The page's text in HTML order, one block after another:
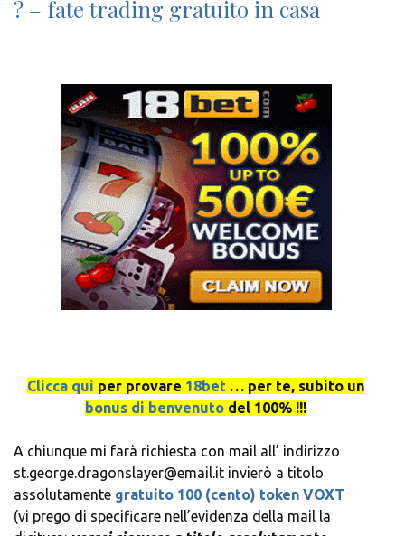
? – fate trading gratuito in casa
Clicca qui per provare 18bet … per te, subito un
bonus di benvenuto del 100% !!!
A chiunque mi farà richiesta con mail all’ indirizzo
st.george.dragonslayer@email.it invierò a titolo
assolutamente gratuito 100 (cento) token VOXT
(vi prego di specificare nell’evidenza della mail la